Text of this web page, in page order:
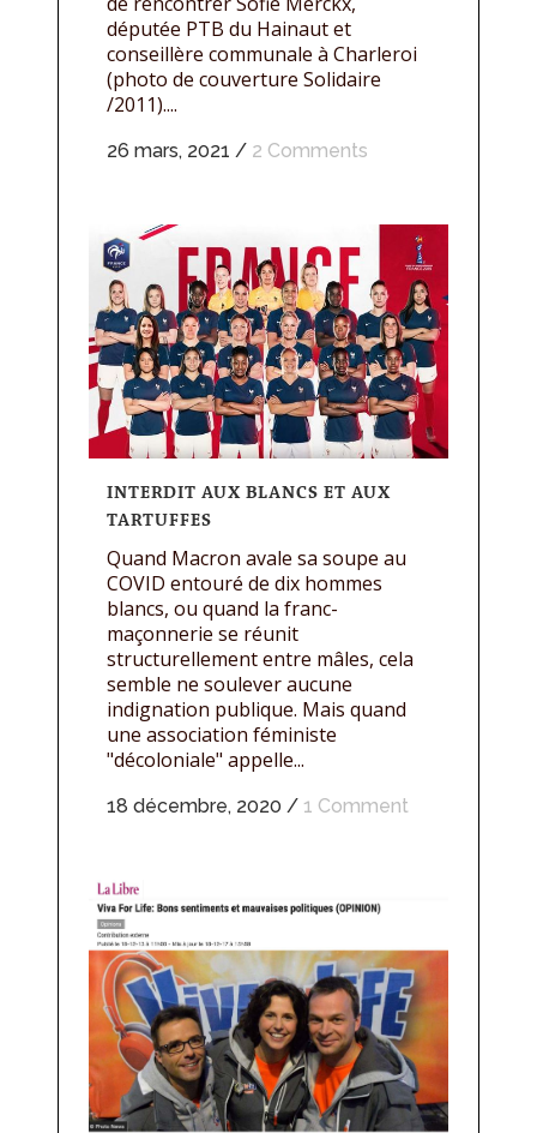
députée PTB du Hainaut et
conseillère communale à Charleroi
(photo de couverture Solidaire
/2011)....
26 mars, 2021 / 2 Comments
INTERDIT AUX BLANCS ET AUX
TARTUFFES
Quand Macron avale sa soupe au
COVID entouré de dix hommes
blancs, ou quand la franc-
maçonnerie se réunit
structurellement entre mâles, cela
semble ne soulever aucune
indignation publique. Mais quand
une association féministe
"décoloniale" appelle...
18 décembre, 2020 / 1 Comment